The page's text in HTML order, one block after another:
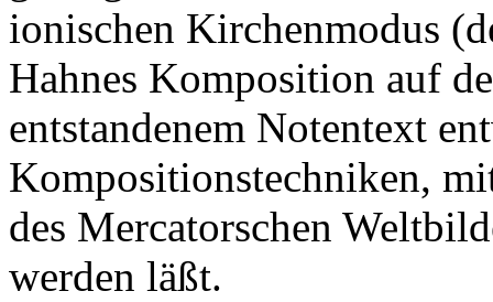
ionischen Kirchenmodus
Hahnes Komposition auf
entstandenem Notentext
Kompositionstechniken,
des Mercatorschen
werden läßt.